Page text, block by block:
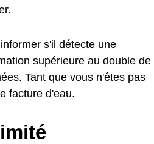
s'il détecte une
supérieure au double de
Tant que vous n'êtes pas
facture d'eau.